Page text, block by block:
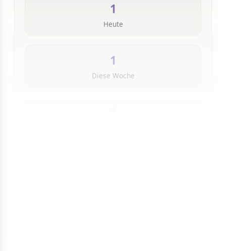
1
Heute
1
Diese Woche